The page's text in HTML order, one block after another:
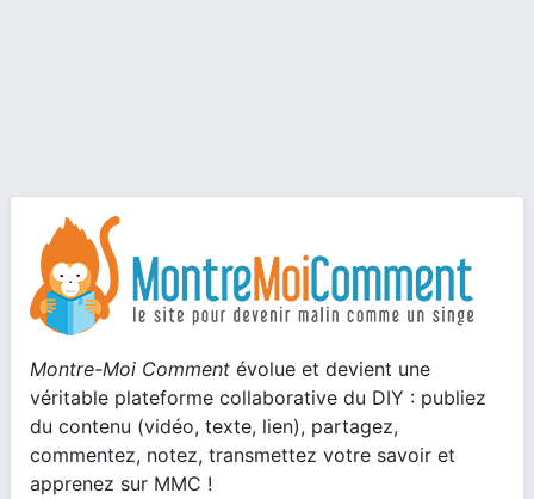
Montre-Moi Comment évolue et devient une
véritable plateforme collaborative du DIY : publiez
du contenu (vidéo, texte, lien), partagez,
commentez, notez, transmettez votre savoir et
apprenez sur MMC !